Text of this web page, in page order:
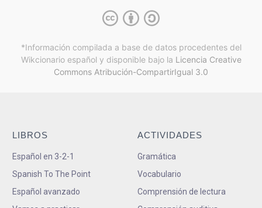
*Información compilada a base de datos procedentes del
Wikcionario español y disponible bajo la Licencia Creative
Commons Atribución-CompartirIgual 3.0
LIBROS
Español en 3-2-1
Spanish To The Point
Español avanzado
ACTIVIDADES
Gramática
Vocabulario
Comprensión de lectura